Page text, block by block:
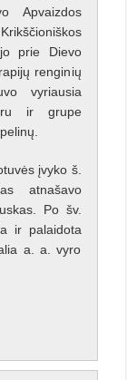
Apvaizdos
prie Dievo
renginių
vyriausia
ir grupe
įvyko š.
atnašavo
Po šv.
ir palaidota
a. a. vyro